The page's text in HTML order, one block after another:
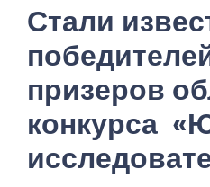
Стали
призеров
конкурса